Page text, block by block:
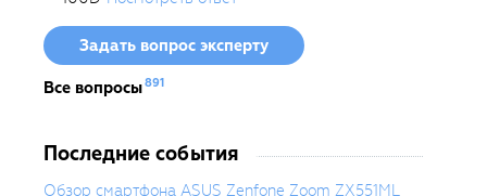
Задать вопрос эксперту
Все вопросы891
Последние события
Обзор смартфона ASUS Zenfone Zoom ZX551ML